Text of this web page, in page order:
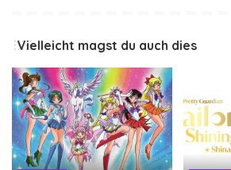
Vielleicht magst du auch dies